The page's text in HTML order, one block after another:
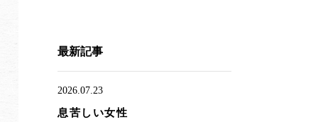
最新記事
2026.07.23
息苦しい女性